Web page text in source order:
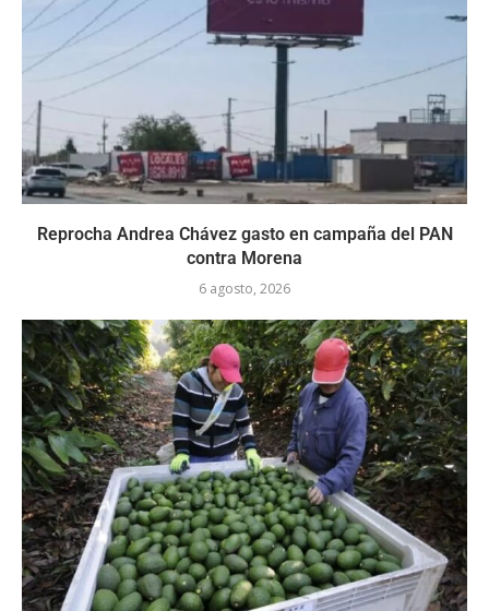
Reprocha Andrea Chávez gasto en campaña del PAN
contra Morena
6 agosto, 2026